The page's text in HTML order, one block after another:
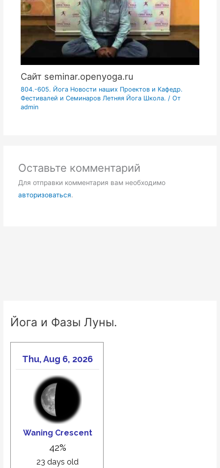
Сайт seminar.openyoga.ru
804.-605. Йога Новости наших Проектов и Кафедр.
Фестивалей и Семинаров Летняя Йога Школа. / От
admin
Оставьте комментарий
Для отправки комментария вам необходимо
авторизоваться.
Йога и Фазы Луны.